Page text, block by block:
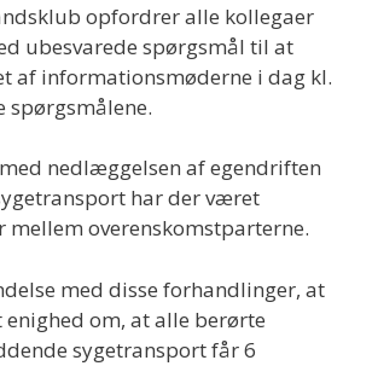
opfordrer alle kollegaer
ubesvarede spørgsmål til at
af informationsmøderne i dag kl.
spørgsmålene.
nedlæggelsen af egendriften
har der været
overenskomstparterne.
med disse forhandlinger, at
om, at alle berørte
sygetransport får 6